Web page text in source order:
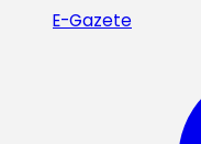
E-Gazete